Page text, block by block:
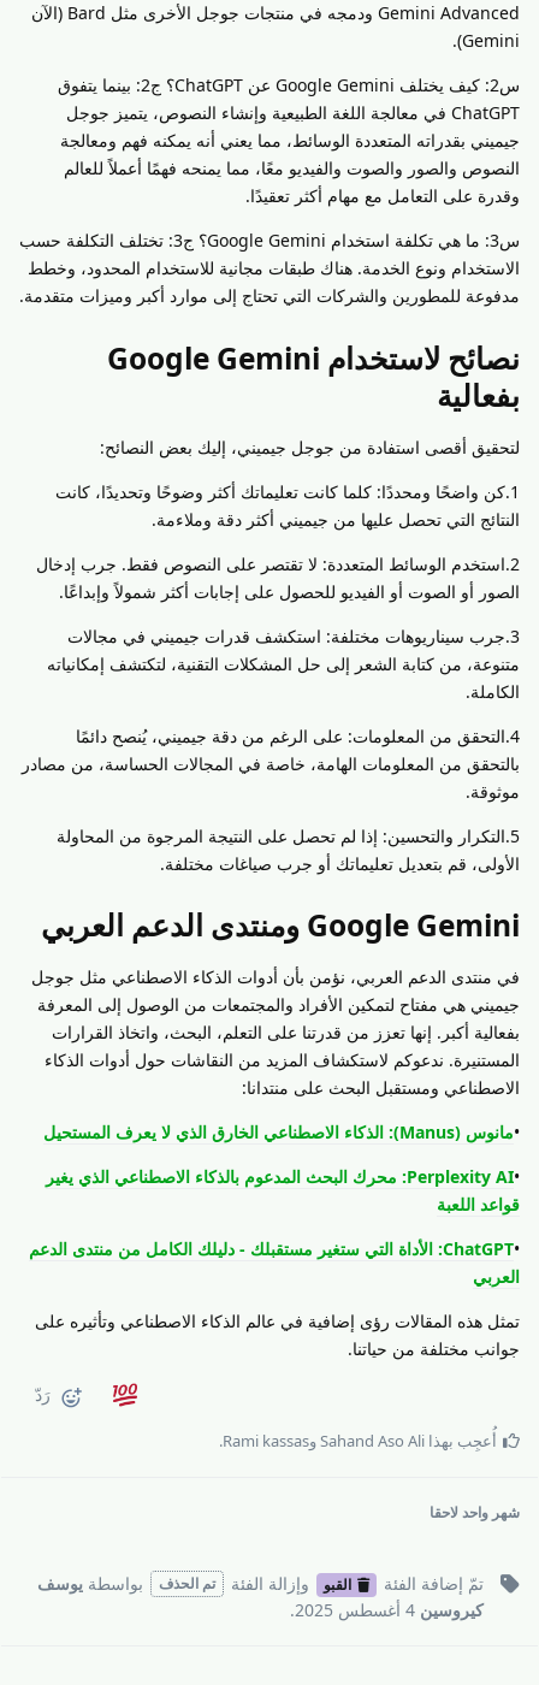
Gemini Advanced ودمجه في منتجات جوجل الأخرى مثل Bard (الآن
Gemini).
س2: كيف يختلف Google Gemini عن ChatGPT؟ ج2: بينما يتفوق
ChatGPT في معالجة اللغة الطبيعية وإنشاء النصوص، يتميز جوجل
جيميني بقدراته المتعددة الوسائط، مما يعني أنه يمكنه فهم ومعالجة
النصوص والصور والصوت والفيديو معًا، مما يمنحه فهمًا أعملاً للعالم
وقدرة على التعامل مع مهام أكثر تعقيدًا.
س3: ما هي تكلفة استخدام Google Gemini؟ ج3: تختلف التكلفة حسب
الاستخدام ونوع الخدمة. هناك طبقات مجانية للاستخدام المحدود، وخطط
مدفوعة للمطورين والشركات التي تحتاج إلى موارد أكبر وميزات متقدمة.
نصائح لاستخدام Google Gemini
بفعالية
لتحقيق أقصى استفادة من جوجل جيميني، إليك بعض النصائح:
1.كن واضحًا ومحددًا: كلما كانت تعليماتك أكثر وضوحًا وتحديدًا، كانت
النتائج التي تحصل عليها من جيميني أكثر دقة وملاءمة.
2.استخدم الوسائط المتعددة: لا تقتصر على النصوص فقط. جرب إدخال
الصور أو الصوت أو الفيديو للحصول على إجابات أكثر شمولاً وإبداعًا.
3.جرب سيناريوهات مختلفة: استكشف قدرات جيميني في مجالات
متنوعة، من كتابة الشعر إلى حل المشكلات التقنية، لتكتشف إمكانياته
الكاملة.
4.التحقق من المعلومات: على الرغم من دقة جيميني، يُنصح دائمًا
بالتحقق من المعلومات الهامة، خاصة في المجالات الحساسة، من مصادر
موثوقة.
5.التكرار والتحسين: إذا لم تحصل على النتيجة المرجوة من المحاولة
الأولى، قم بتعديل تعليماتك أو جرب صياغات مختلفة.
Google Gemini ومنتدى الدعم العربي
في منتدى الدعم العربي، نؤمن بأن أدوات الذكاء الاصطناعي مثل جوجل
جيميني هي مفتاح لتمكين الأفراد والمجتمعات من الوصول إلى المعرفة
بفعالية أكبر. إنها تعزز من قدرتنا على التعلم، البحث، واتخاذ القرارات
المستنيرة. ندعوكم لاستكشاف المزيد من النقاشات حول أدوات الذكاء
الاصطناعي ومستقبل البحث على منتدانا:
•مانوس (Manus): الذكاء الاصطناعي الخارق الذي لا يعرف المستحيل
•
Perplexity AI: محرك البحث المدعوم بالذكاء الاصطناعي الذي يغير
قواعد اللعبة
•
ChatGPT: الأداة التي ستغير مستقبلك - دليلك الكامل من منتدى الدعم
العربي
تمثل هذه المقالات رؤى إضافية في عالم الذكاء الاصطناعي وتأثيره على
جوانب مختلفة من حياتنا.
رَدّ
أُعجِب بهذا Sahand Aso AliوRami kassas
.
شهر واحد لاحقا
تمّ إضافة الفئة القبو وإزالة الفئة تم الحذف بواسطة يوسف
كيروسين 4 أغسطس 2025 .